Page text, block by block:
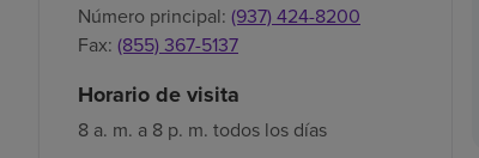
Número principal: (937) 424-8200
Fax: (855) 367-5137
Horario de visita
8 a. m. a 8 p. m. todos los días